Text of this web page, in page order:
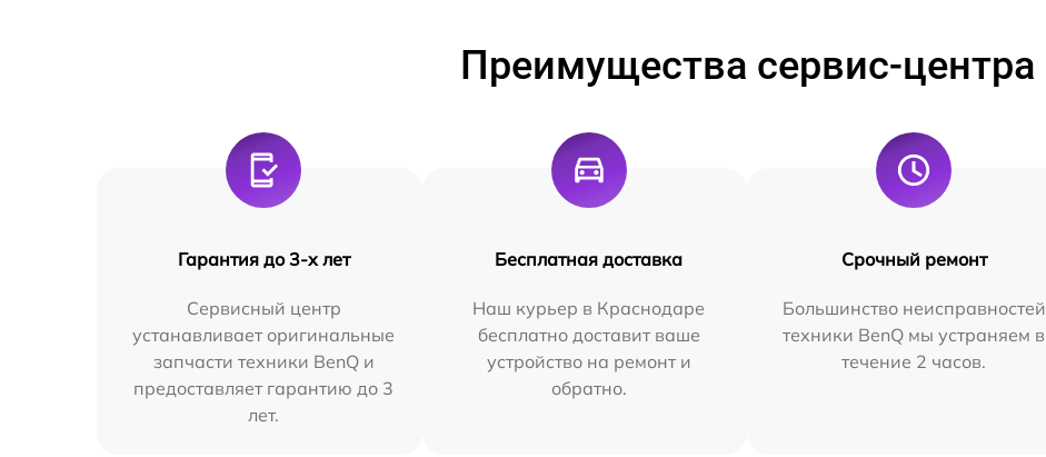
Преимущества сервис-центра
Гарантия до 3-х лет
Сервисный центр
устанавливает оригинальные
запчасти техники BenQ и
предоставляет гарантию до 3
лет.
Бесплатная доставка
Наш курьер в Краснодаре
бесплатно доставит ваше
устройство на ремонт и
обратно.
Срочный ремонт
Большинство неисправностей
техники BenQ мы устраняем в
течение 2 часов.